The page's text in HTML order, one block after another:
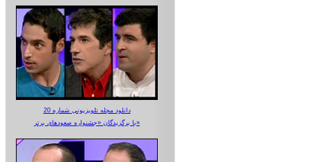
دانلود مجله تلویزیونی شماره 20
با برگزیدگان «جشنواره صعودهای برتر»